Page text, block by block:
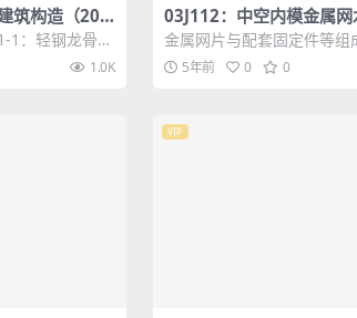
筑构造（201
：轻钢龙骨内
建、改建、扩
1.0K
03J112：中空内模金属网
墙
金属网片与配套固定件等组
用泵喷水泥砂浆，外抹水泥
内隔墙建筑构...
5年前 0 0
VIP